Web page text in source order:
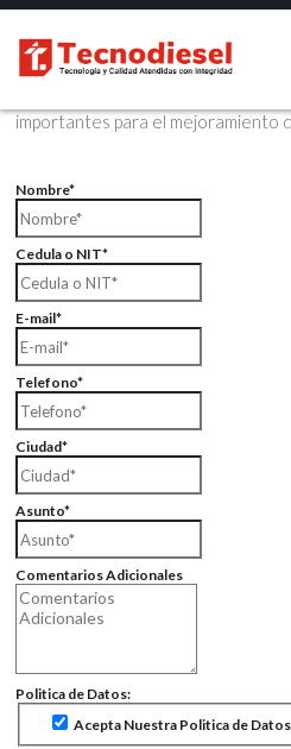
Contáctenos Vía Email
Envíenos sus datos con sus
importantes para el mejoramiento
Nombre*
Cedula o NIT*
E-mail*
Telefono*
Ciudad*
Asunto*
Comentarios Adicionales
Politica de Datos:
Acepta Nuestra Politica de Datos